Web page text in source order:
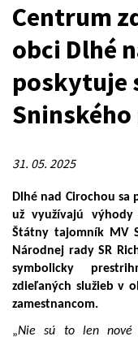
Centrum
obci Dlhé
poskytuje
31. 05. 2025
Dlhé nad Cirochou sa
už využívajú výhody
Štátny tajomník MV
Národnej rady SR
symbolicky
zdieľaných služieb v
zamestnancom.
„Nie sú to len nové